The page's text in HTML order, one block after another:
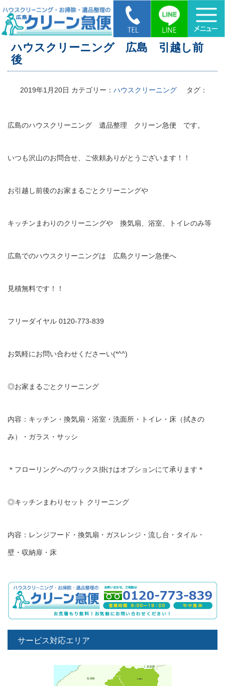
HOME > ハウスクリーニング 広島 引越し前後
ハウスクリーニング 広島 引越し前
後
2019年1月20日 カテゴリー： ハウスクリーニング タグ：
広島のハウスクリーニング 遺品整理 クリーン急便 です。
いつも沢山のお問合せ、ご依頼ありがとうございます！！
お引越し前後のお家まるごとクリーニングや
キッチンまわりのクリーニングや 換気扇、浴室、トイレのみ等
広島でのハウスクリーニングは 広島クリーン急便へ
見積無料です！！
フリーダイヤル 0120-773-839
お気軽にお問い合わせくださーい(*^^)
◎お家まるごとクリーニング
内容：キッチン・換気扇・浴室・洗面所・トイレ・床（拭きの
み）・ガラス・サッシ
＊フローリングへのワックス掛けはオプションにて承ります＊
◎キッチンまわりセット クリーニング
内容：レンジフード・換気扇・ガスレンジ・流し台・タイル・
壁・収納扉・床
サービス対応エリア